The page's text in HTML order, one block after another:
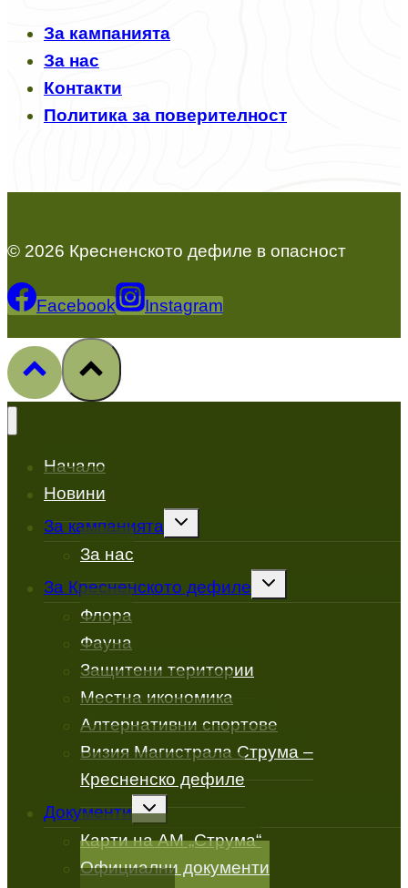
За кампанията
За нас
Контакти
Политика за поверителност
© 2026 Кресненското дефиле в опасност
Facebook Instagram
Начало
Новини
За кампанията
Toggle
child
menu
За нас
За Кресненското дефиле
Toggle
child
menu
Флора
Фауна
Защитени територии
Местна икономика
Алтернативни спортове
Визия Магистрала Струма –
Кресненско дефиле
Документи
Toggle
child
Карти на АМ „Струма“
Официални документи